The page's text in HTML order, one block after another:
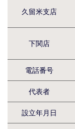
久留米支店
下関店
電話番号
代表者
設立年月日